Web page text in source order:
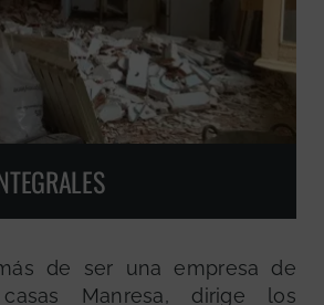
de ser una empresa de
Manresa, dirige los